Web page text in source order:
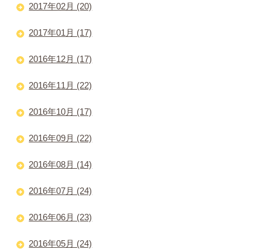
2017年02月 (20)
2017年01月 (17)
2016年12月 (17)
2016年11月 (22)
2016年10月 (17)
2016年09月 (22)
2016年08月 (14)
2016年07月 (24)
2016年06月 (23)
2016年05月 (24)